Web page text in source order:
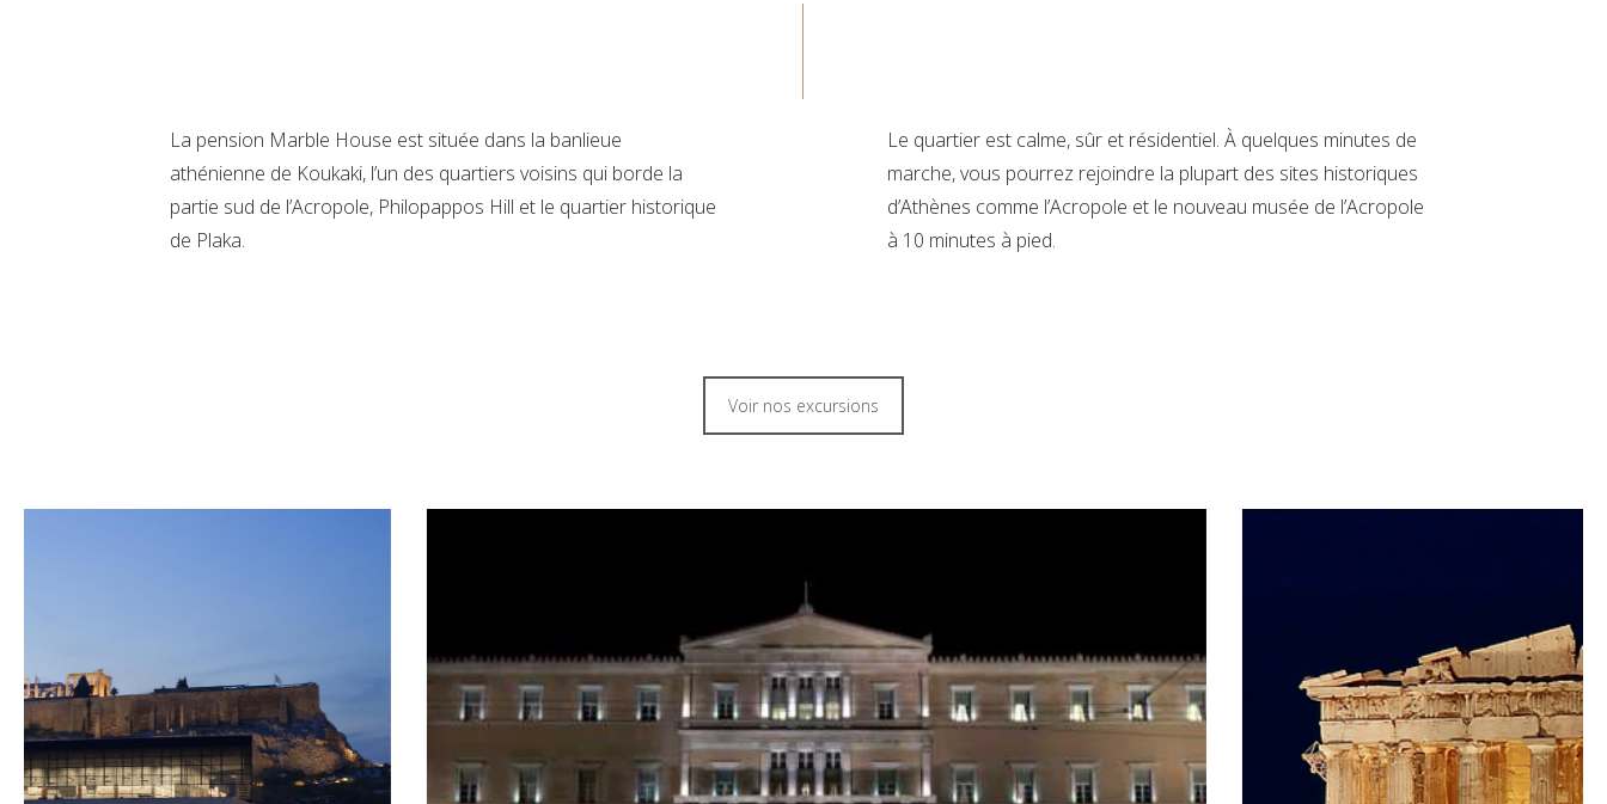
La pension Marble House est située dans la banlieue
athénienne de Koukaki, l’un des quartiers voisins qui borde la
partie sud de l’Acropole, Philopappos Hill et le quartier historique
de Plaka.
Le quartier est calme, sûr et résidentiel. À quelques minutes de
marche, vous pourrez rejoindre la plupart des sites historiques
d’Athènes comme l’Acropole et le nouveau musée de l’Acropole
à 10 minutes à pied.
Voir nos excursions